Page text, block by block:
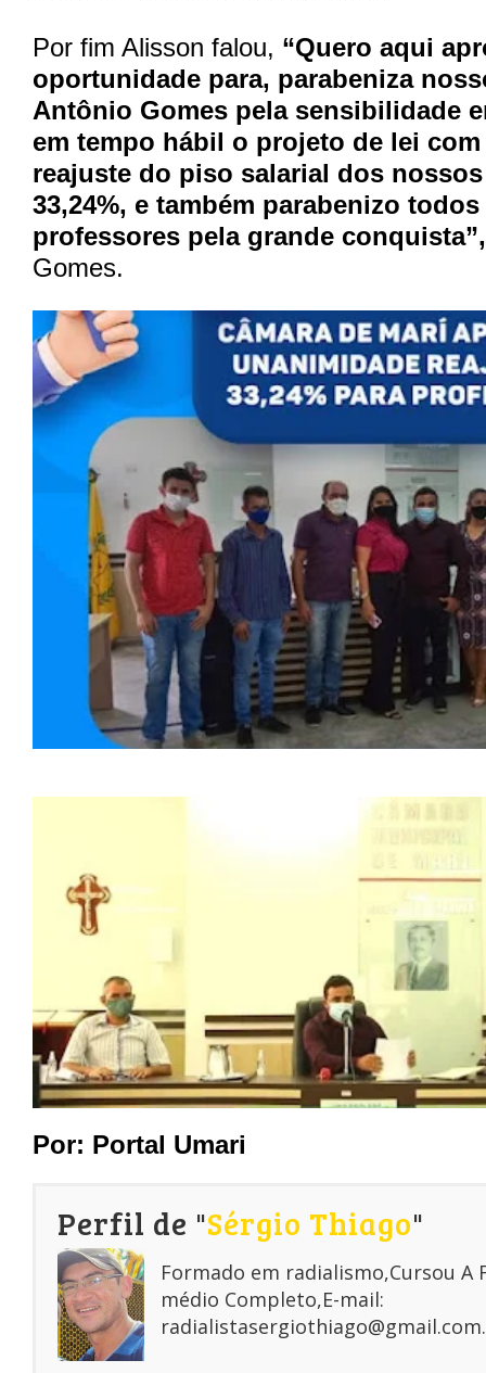
Por fim Alisson falou, “Quero aqui
oportunidade para, parabeniza
Antônio Gomes pela sensibilidade
em tempo hábil o projeto de lei com
reajuste do piso salarial dos
33,24%, e também parabenizo
professores pela grande conquista”,
Gomes.
Por: Portal Umari
Perfil de "Sérgio Thiago"
Formado em radialismo,Cursou A
médio Completo,E-mail:
radialistasergiothiago@gmail.com.